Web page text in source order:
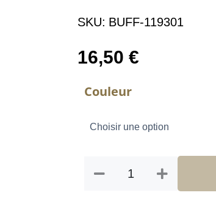
Couleur
de
UV
SKU: BUFF-119301
16,50€